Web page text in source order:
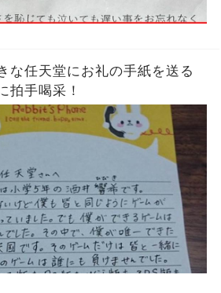
な任天堂にお礼の手紙を送る
拍手喝采！